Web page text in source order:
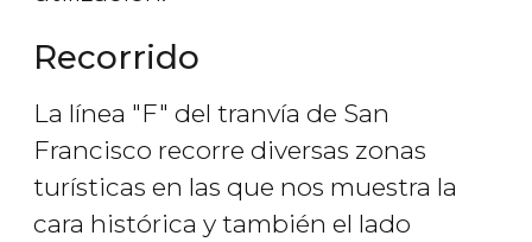
Recorrido
La línea "F" del tranvía de San
Francisco recorre diversas zonas
turísticas en las que nos muestra la
cara histórica y también el lado